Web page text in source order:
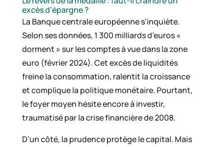
excès d’épargne ?
La Banque centrale européenne s’inquiète.
Selon ses données, 1 300 milliards d’euros «
dorment » sur les comptes à vue dans la zone
euro (février 2024). Cet excès de liquidités
freine la consommation, ralentit la croissance
et complique la politique monétaire. Pourtant,
le foyer moyen hésite encore à investir,
traumatisé par la crise financière de 2008.
D’un côté, la prudence protège le capital. Mais